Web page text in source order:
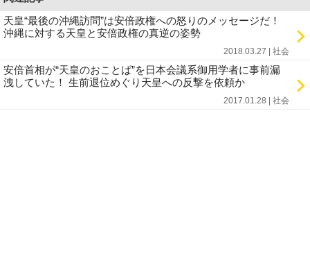
天皇“最後の沖縄訪問”は安倍政権への怒りのメッセージだ！
沖縄に対する天皇と安倍政権の真逆の姿勢
2018.03.27 | 社会
安倍首相が“天皇のおことば”を日本会議系御用学者に事前漏
洩していた！ 生前退位めぐり天皇への反撃を依頼か
2017.01.28 | 社会